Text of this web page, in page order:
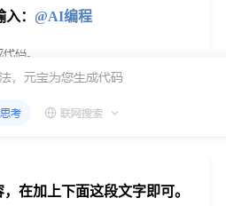
： @AI编程
，在加上下面这段文字即可。